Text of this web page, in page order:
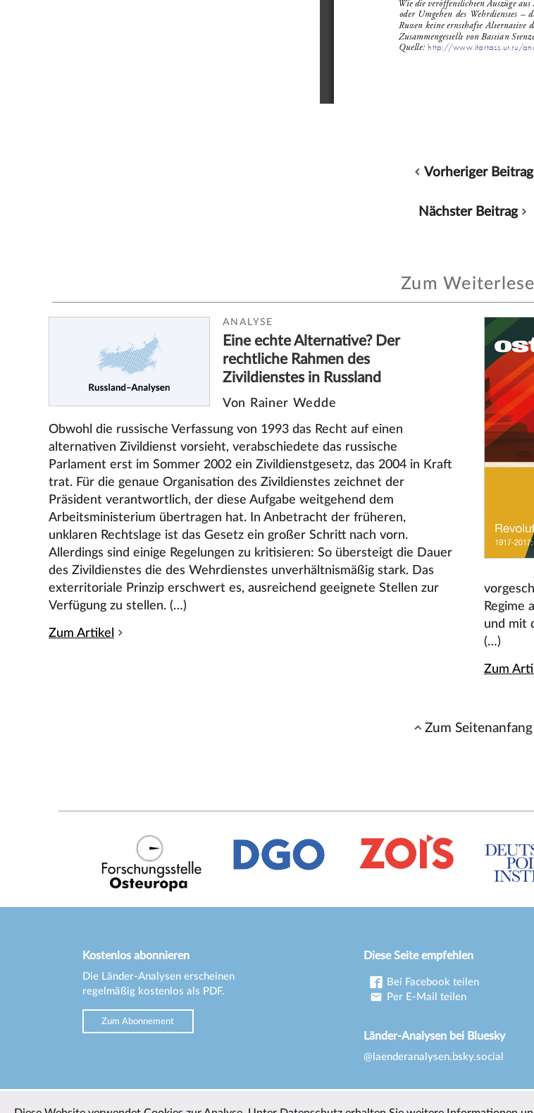
Vorheriger Beitrag
Nächster Beitrag
Zum
ANALYSE
Eine echte Alternative? Der
rechtliche Rahmen des
Zivildienstes in Russland
Von Rainer Wedde
Obwohl die russische Verfassung von 1993 das Recht auf einen
alternativen Zivildienst vorsieht, verabschiedete das russische
Parlament erst im Sommer 2002 ein Zivildienstgesetz, das 2004 in Kraft
trat. Für die genaue Organisation des Zivildienstes zeichnet der
Präsident verantwortlich, der diese Aufgabe weitgehend dem
Arbeitsministerium übertragen hat. In Anbetracht der früheren,
unklaren Rechtslage ist das Gesetz ein großer Schritt nach vorn.
Allerdings sind einige Regelungen zu kritisieren: So übersteigt die Dauer
des Zivildienstes die des Wehrdienstes unverhältnismäßig stark. Das
exterritoriale Prinzip erschwert es, ausreichend geeignete Stellen zur
Verfügung zu stellen. (…)
Zum Artikel
Regime
und mit
(…)
Zum
Zum Seitenanfang
Kostenlos abonnieren
Die Länder-Analysen erscheinen
regelmäßig kostenlos als PDF.
Zum Abonnement
Diese Seite empfehlen
Bei Facebook teilen
Per E-Mail teilen
Länder-Analysen bei Bluesky
@laenderanalysen.bsky.social